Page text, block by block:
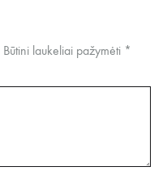
Būtini laukeliai pažymėti *